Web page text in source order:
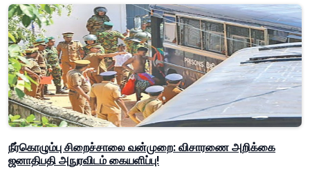
நீர்கொழும்பு சிறைச்சாலை வன்முறை: விசாரணை அறிக்கை
ஜனாதிபதி அநுரவிடம் கையளிப்பு!